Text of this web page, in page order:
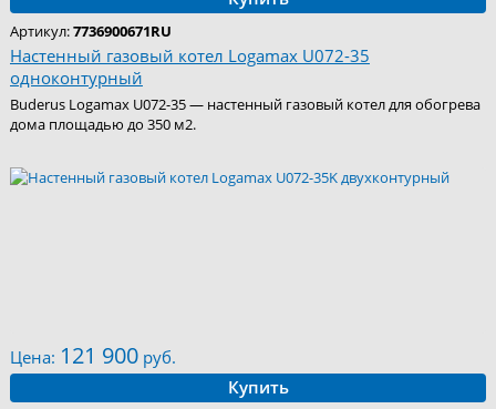
Артикул:7736900671RU
Настенный газовый котел Logamax U072-35
одноконтурный
Buderus Logamax U072-35 — настенный газовый котел для обогрева
дома площадью до 350 м2.
Цена: 121 900руб.
Купить